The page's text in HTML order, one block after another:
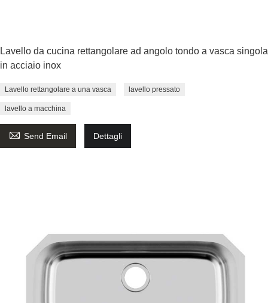
Lavello da cucina rettangolare ad angolo tondo a vasca singola
in acciaio inox
Lavello rettangolare a una vasca lavello pressato
lavello a macchina
 Send Email Dettagli